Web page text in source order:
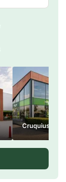
Cruquius